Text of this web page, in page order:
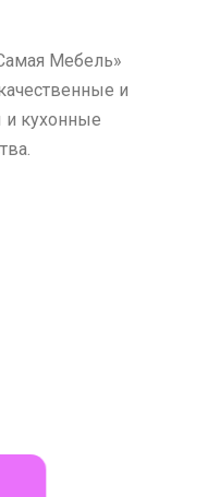
Мебель»
и
и кухонные